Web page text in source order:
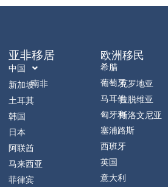
亚非移居
中国
新加坡
土耳其
韩国
日本
阿联酋
马来西亚
菲律宾
南非
欧洲移民
希腊
葡萄牙
马耳他
匈牙利
塞浦路斯
西班牙
英国
意大利
克罗地亚
拉脱维亚
斯洛文尼亚